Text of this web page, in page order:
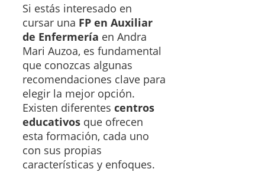
Si estás interesado en
cursar una FP en Auxiliar
de Enfermería en Andra
Mari Auzoa, es fundamental
que conozcas algunas
recomendaciones clave para
elegir la mejor opción.
Existen diferentes centros
educativos que ofrecen
esta formación, cada uno
con sus propias
características y enfoques.